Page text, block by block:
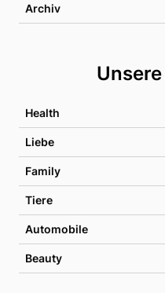
Archiv
Health
Liebe
Family
Tiere
Automobile
Beauty